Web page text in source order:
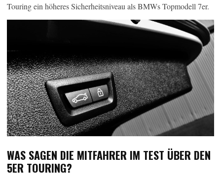
Touring ein höheres Sicherheitsniveau als BMWs Topmodell 7er.
WAS SAGEN DIE MITFAHRER IM TEST ÜBER DEN
5ER TOURING?